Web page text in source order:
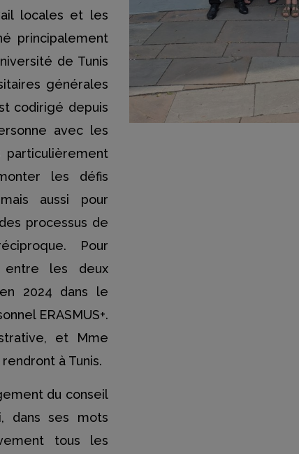
locales et les
principalement
de Tunis
générales
codirigé depuis
avec les
particulièrement
les défis
aussi pour
processus de
Pour
entre les deux
2024 dans le
ERASMUS+.
et Mme
à Tunis.
du conseil
dans ses mots
tous les